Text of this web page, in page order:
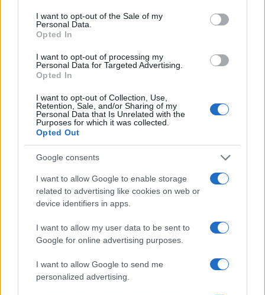
consent section.
I want to opt-out of the Sale of my
Personal Data.
Opted In
I want to opt-out of processing my
Personal Data for Targeted Advertising.
Opted In
I want to opt-out of Collection, Use,
Retention, Sale, and/or Sharing of my
Personal Data that Is Unrelated with the
Purposes for which it was collected.
Opted Out
Google consents
I want to allow Google to enable storage
related to advertising like cookies on web or
device identifiers in apps.
I want to allow my user data to be sent to
Google for online advertising purposes.
I want to allow Google to send me
personalized advertising.
Ripensare le tecnologie umanitarie oltre i criteri dei
donatori
Martina Marchesi · 10 Lug 2026